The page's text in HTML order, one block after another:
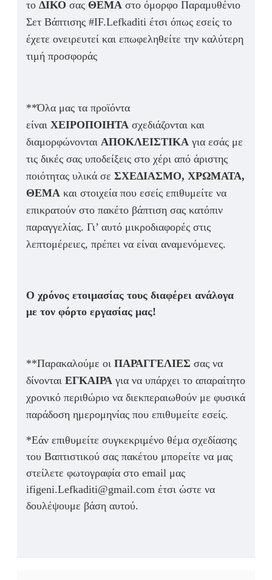
το ΔΙΚΟ σας ΘΕΜΑ στο όμορφο Παραμυθένιο
Σετ Βάπτισης #IF.Lefkaditi έτσι όπως εσείς το
έχετε ονειρευτεί και επωφεληθείτε την καλύτερη
τιμή προσφοράς
**Όλα μας τα προϊόντα
είναι ΧΕΙΡΟΠΟΙΗΤΑ σχεδιάζονται και
διαμορφώνονται ΑΠΟΚΛΕΙΣΤΙΚΑ για εσάς με
τις δικές σας υποδείξεις στο χέρι από άριστης
ποιότητας υλικά σε ΣΧΕΔΙΑΣΜΟ, ΧΡΩΜΑΤΑ,
ΘΕΜΑ και στοιχεία που εσείς επιθυμείτε να
επικρατούν στο πακέτο βάπτιση σας κατόπιν
παραγγελίας. Γι’ αυτό μικροδιαφορές στις
λεπτομέρειες, πρέπει να είναι αναμενόμενες.
Ο χρόνος ετοιμασίας τους διαφέρει ανάλογα
με τον φόρτο εργασίας μας!
**Παρακαλούμε οι ΠΑΡΑΓΓΕΛΙΕΣ σας να
δίνονται ΕΓΚΑΙΡΑ για να υπάρχει το απαραίτητο
χρονικό περιθώριο να διεκπεραιωθούν με φυσικά
παράδοση ημερομηνίας που επιθυμείτε εσείς.
*Εάν επιθυμείτε συγκεκριμένο θέμα σχεδίασης
του Βαπτιστικού σας πακέτου μπορείτε να μας
στείλετε φωτογραφία στο email μας
ifigeni.Lefkaditi@gmail.com έτσι ώστε να
δουλέψουμε βάση αυτού.